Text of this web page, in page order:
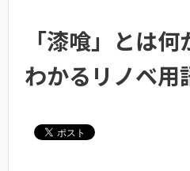
「漆喰」とは
わかるリノベ用